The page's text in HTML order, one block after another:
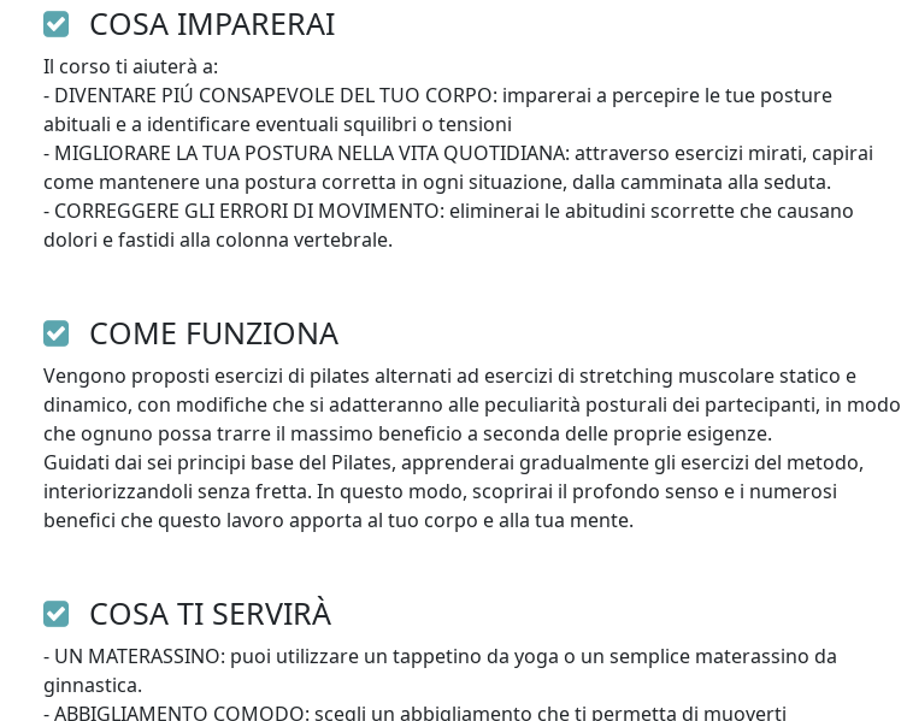
COSA IMPARERAI
Il corso ti aiuterà a:
- DIVENTARE PIÚ CONSAPEVOLE DEL TUO CORPO: imparerai a percepire le tue posture
abituali e a identificare eventuali squilibri o tensioni
- MIGLIORARE LA TUA POSTURA NELLA VITA QUOTIDIANA: attraverso esercizi mirati, capirai
come mantenere una postura corretta in ogni situazione, dalla camminata alla seduta.
- CORREGGERE GLI ERRORI DI MOVIMENTO: eliminerai le abitudini scorrette che causano
dolori e fastidi alla colonna vertebrale.
COME FUNZIONA
Vengono proposti esercizi di pilates alternati ad esercizi di stretching muscolare statico e
dinamico, con modifiche che si adatteranno alle peculiarità posturali dei partecipanti, in modo
che ognuno possa trarre il massimo beneficio a seconda delle proprie esigenze.
Guidati dai sei principi base del Pilates, apprenderai gradualmente gli esercizi del metodo,
interiorizzandoli senza fretta. In questo modo, scoprirai il profondo senso e i numerosi
benefici che questo lavoro apporta al tuo corpo e alla tua mente.
COSA TI SERVIRÀ
- UN MATERASSINO: puoi utilizzare un tappetino da yoga o un semplice materassino da
ginnastica.
- ABBIGLIAMENTO COMODO: scegli un abbigliamento che ti permetta di muoverti